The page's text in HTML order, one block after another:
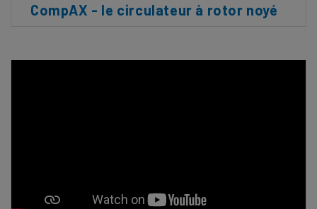
CompAX - le circulateur à rotor noyé